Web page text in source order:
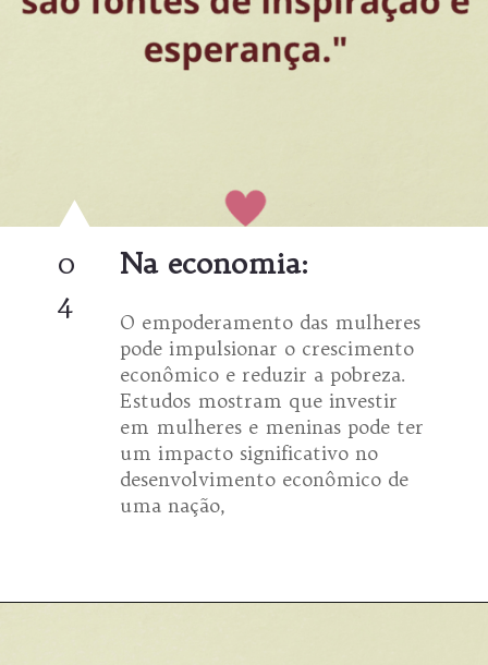
Na economia:
0
4
O empoderamento das mulheres
pode impulsionar o crescimento
econômico e reduzir a pobreza.
Estudos mostram que investir
em mulheres e meninas pode ter
um impacto significativo no
desenvolvimento econômico de
uma nação,